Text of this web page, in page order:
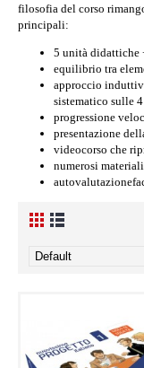
filosofia del corso
principali:
5 unità didattiche
equilibrio tra
approccio
sistematico sulle
progressione
presentazione
videocorso che
numerosi